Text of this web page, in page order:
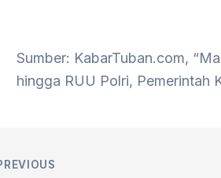
Sumber: KabarTuban.com,
hingga RUU Polri, Pemerintah